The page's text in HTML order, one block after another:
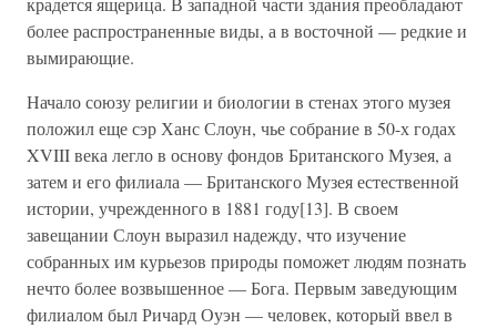
более распространенные виды, а в восточной — редкие и
вымирающие.
Начало союзу религии и биологии в стенах этого музея
положил еще сэр Ханс Слоун, чье собрание в 50-х годах
XVIII века легло в основу фондов Британского Музея, а
затем и его филиала — Британского Музея естественной
истории, учрежденного в 1881 году[13]. В своем
завещании Слоун выразил надежду, что изучение
собранных им курьезов природы поможет людям познать
нечто более возвышенное — Бога. Первым заведующим
филиалом был Ричард Оуэн — человек, который ввел в